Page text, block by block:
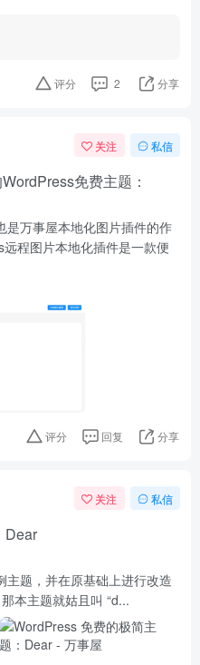
评分 2 分享
关注 私信
免费主题：
是万事屋本地化图片插件的作
程图片本地化插件是一款便
评分 回复 分享
关注 私信
Dear
题，并在原基础上进行改造
本主题就姑且叫 “d...